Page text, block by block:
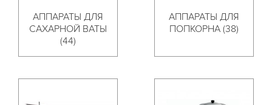
АППАРАТЫ ДЛЯ
САХАРНОЙ ВАТЫ
(44)
АППАРАТЫ ДЛЯ
ПОПКОРНА (38)